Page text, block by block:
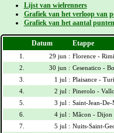
Lijst van wielrenners
Grafiek van het verloop van
Grafiek van het aantal
Datum Etappe
1. 29 jun : Florence -
2.
30 jun : Cesenatico -
3.
1 jul : Plaisance -
4.
2 jul : Pinerolo -
5.
3 jul : Saint-Jean-
6.
4 jul : Mâcon - Dijon
7.
5 jul : Nuits-Saint-